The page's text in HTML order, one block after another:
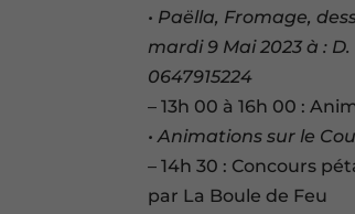
• Paëlla, Fromage,
mardi 9 Mai 2023 à :
0647915224
– 13h 00 à 16h 00 :
• Animations sur le
– 14h 30 : Concours
par La Boule de Feu